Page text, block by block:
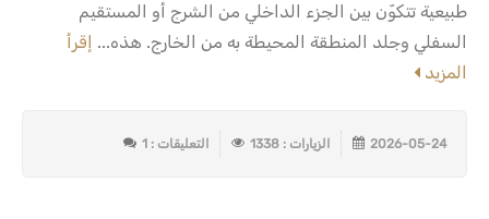
طبيعية تتكوّن بين الجزء الداخلي من الشرج أو المستقيم
السفلي وجلد المنطقة المحيطة به من الخارج. هذه... إقرأ
المزيد
2026-05-24 الزيارات : 1338 التعليقات : 1